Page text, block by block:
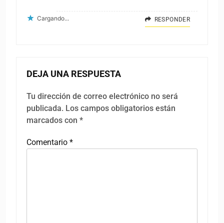
Cargando... RESPONDER
DEJA UNA RESPUESTA
Tu dirección de correo electrónico no será
publicada. Los campos obligatorios están
marcados con *
Comentario *